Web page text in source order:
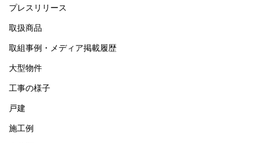
プレスリリース
取扱商品
取組事例・メディア掲載履歴
大型物件
工事の様子
戸建
施工例